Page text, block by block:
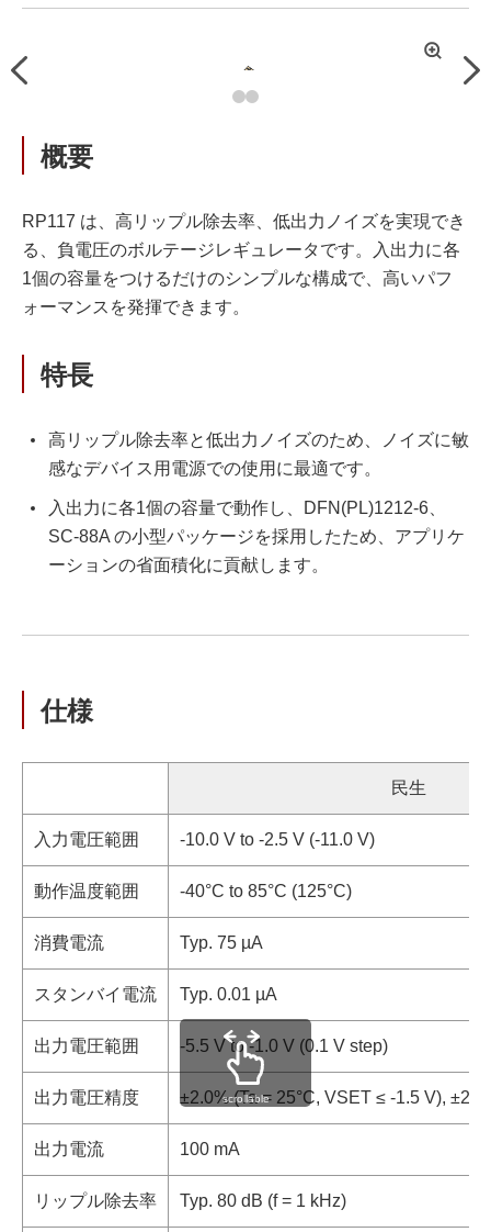
Previous
拡
概要
RP117 は、高リップル除去率、低出力ノイズを実現でき
る、負電圧のボルテージレギュレータです。入出力に各
1個の容量をつけるだけのシンプルな構成で、高いパフ
ォーマンスを発揮できます。
特長
高リップル除去率と低出力ノイズのため、ノイズに敏
感なデバイス用電源での使用に最適です。
入出力に各1個の容量で動作し、DFN(PL)1212-6、
SC-88A の小型パッケージを採用したため、アプリケ
ーションの省面積化に貢献します。
仕様
民生
入力電圧範囲 -10.0 V to -2.5 V (-11.0 V)
動作温度範囲 -40°C to 85°C (125°C)
消費電流 Typ. 75 µA
スタンバイ電流 Typ. 0.01 µA
出力電圧範囲 -5.5 V to -1.0 V (0.1 V step)
出力電圧精度 ±2.0% (Ta = 25°C, VSET ≤ -1.5 V), ±20
出力電流 100 mA
リップル除去率 Typ. 80 dB (f = 1 kHz)
scrollable